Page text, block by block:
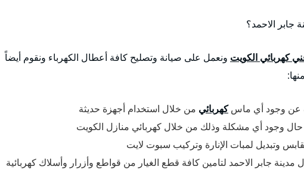
جابر الاحمد؟
كهربائي الكويت ونعمل على صيانة وتصليح كافة أعطال الكهرباء ونقوم أيضاً
عن وجود أي ماسكهربائي من خلال استخدام أجهزة حديثة
وجود أي مشكلة وذلك من خلال كهربائي منازل الكويت
وتبديل لمبات الإنارة وتركيب سبوت لايت
مدينة جابر الاحمد لتامين كافة قطع الغيار من قواطع وأزرار وأسلاك كهربائية